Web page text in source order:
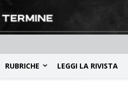
RUBRICHE LEGGI LA RIVISTA